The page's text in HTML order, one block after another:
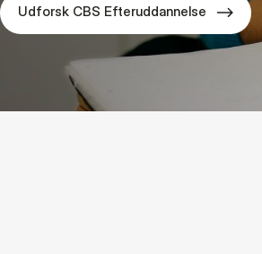
Udforsk CBS Efteruddannelse